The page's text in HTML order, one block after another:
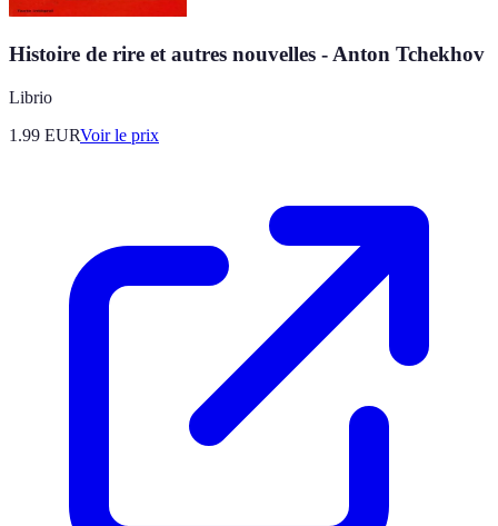
Histoire de rire et autres nouvelles - Anton Tchekhov
Librio
1.99 EURVoir le prix